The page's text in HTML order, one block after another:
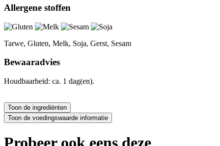
Allergene stoffen
Tarwe, Gluten, Melk, Soja, Gerst, Sesam
Bewaaradvies
Houdbaarheid: ca. 1 dag(en).
Probeer ook eens deze